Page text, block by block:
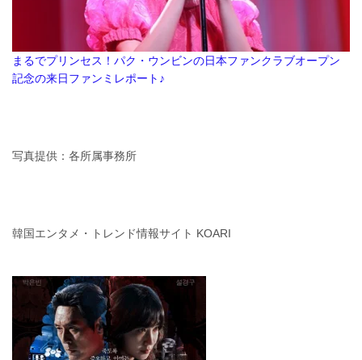
まるでプリンセス！パク・ウンビンの日本ファンクラブオープン
記念の来日ファンミレポート♪
写真提供：各所属事務所
韓国エンタメ・トレンド情報サイト KOARI